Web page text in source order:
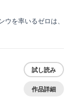
を率いるゼロは、
試し読み
作品詳細